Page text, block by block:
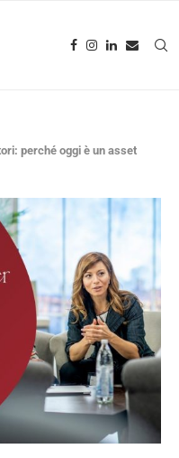
perché oggi è un asset